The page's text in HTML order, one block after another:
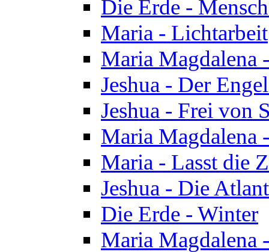
Die Erde -
Maria - Lichtarbeit
Maria Magdalena
Jeshua - Der
Jeshua - Frei von
Maria Magdalena
Maria - Lasst die
Jeshua - Die
Die Erde - Winter
Maria Magdalena